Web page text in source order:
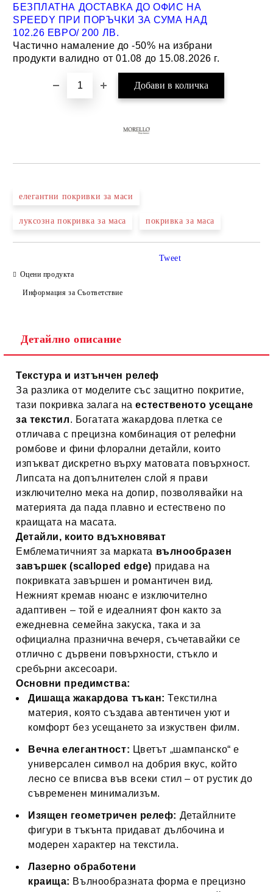
БЕЗПЛАТНА ДОСТАВКА ДО ОФИС НА
SPEEDY ПРИ ПОРЪЧКИ ЗА СУМА НАД
102.26 ЕВРО/ 200 ЛВ.
Частично намаление до -50% на избрани
продукти валидно от 01.08 до 15.08.2026 г.
елегантни покривки за маси
луксозна покривка за маса покривка за маса
Оцени продукта
Информация за Съответствие
Tweet
Детайлно описание
Текстура и изтънчен релеф
За разлика от моделите със защитно покритие,
тази покривка залага наестественото усещане
за текстил. Богатата жакардова плетка се
отличава с прецизна комбинация от релефни
ромбове и фини флорални детайли, които
изпъкват дискретно върху матовата повърхност.
Липсата на допълнителен слой я прави
изключително мека на допир, позволявайки на
материята да пада плавно и естествено по
краищата на масата.
Детайли, които вдъхновяват
Емблематичният за марката вълнообразен
завършек (scalloped edge) придава на
покривката завършен и романтичен вид.
Нежният кремав нюанс е изключително
адаптивен – той е идеалният фон както за
ежедневна семейна закуска, така и за
официална празнична вечеря, съчетавайки се
отлично с дървени повърхности, стъкло и
сребърни аксесоари.
Основни предимства:
Дишаща жакардова тъкан: Текстилна
материя, която създава автентичен уют и
комфорт без усещането за изкуствен филм.
Вечна елегантност: Цветът „шампанско“ е
универсален символ на добрия вкус, който
лесно се вписва във всеки стил – от рустик до
съвременен минимализъм.
Изящен геометричен релеф: Детайлните
фигури в тъкънта придават дълбочина и
модерен характер на текстила.
Лазерно обработени
краища: Вълнообразната форма е прецизно